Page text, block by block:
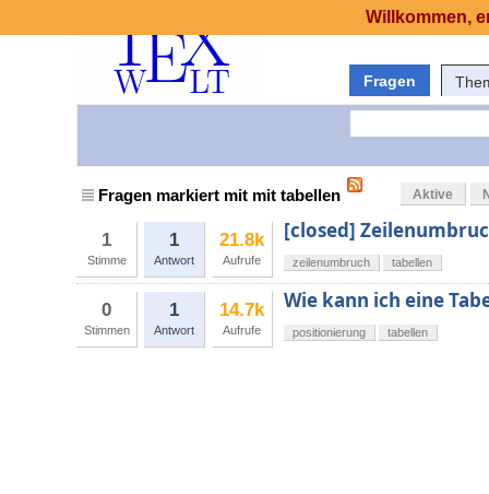
Fragen
Fragen markiert mit mit tabellen Aktive
1
Stimme
1
Antwort
21.8k
Aufrufe
[closed]
zeilenumbruch tabellen
0
Stimmen
1
Antwort
14.7k
Aufrufe
Wie kann ich eine
positionierung tabellen
Willkommen,